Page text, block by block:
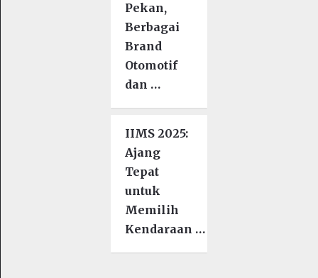
Pekan,
Berbagai
Brand
Otomotif
dan …
IIMS 2025:
Ajang
Tepat
untuk
Memilih
Kendaraan …